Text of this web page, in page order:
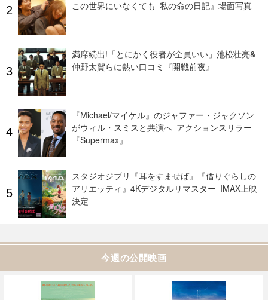
この世界にいなくても 私の命の日記』場面写真
満席続出!「とにかく役者が全員いい」池松壮亮&
仲野太賀らに熱い口コミ『開戦前夜』
『Michael/マイケル』のジャファー・ジャクソン
がウィル・スミスと共演へ アクションスリラー
『Supermax』
スタジオジブリ『耳をすませば』『借りぐらしの
アリエッティ』4Kデジタルリマスター IMAX上映
決定
今週の公開映画